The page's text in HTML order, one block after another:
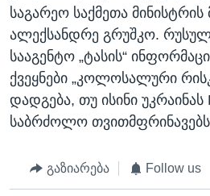
საგარეო საქმეთა
ალექსანდრე გრუშკო.
სააგენტო „ტასის“
ქვეყნები „კოლოსალური
დადგება, თუ ისინი უკრაინას
საბრძოლო თვითმფრინავებს
გაზიარება Follow us